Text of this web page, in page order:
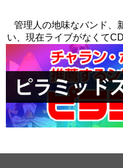
管理人の地味なバンド、
い、現在ライブがなくて